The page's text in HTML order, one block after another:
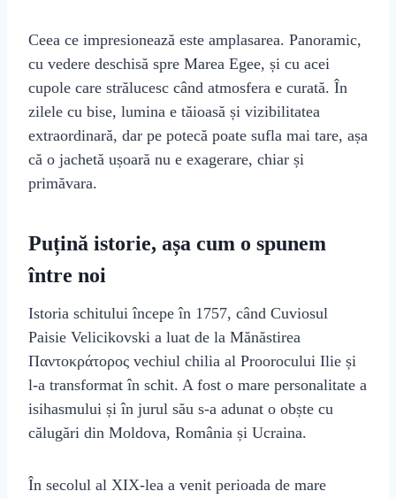
Ceea ce impresionează este amplasarea. Panoramic,
cu vedere deschisă spre Marea Egee, și cu acei
cupole care strălucesc când atmosfera e curată. În
zilele cu bise, lumina e tăioasă și vizibilitatea
extraordinară, dar pe potecă poate sufla mai tare, așa
că o jachetă ușoară nu e exagerare, chiar și
primăvara.
Puțină istorie, așa cum o spunem
între noi
Istoria schitului începe în 1757, când Cuviosul
Paisie Velicikovski a luat de la Mănăstirea
Παντοκράτορος vechiul chilia al Proorocului Ilie și
l-a transformat în schit. A fost o mare personalitate a
isihasmului și în jurul său s-a adunat o obște cu
călugări din Moldova, România și Ucraina.
În secolul al XIX-lea a venit perioada de mare